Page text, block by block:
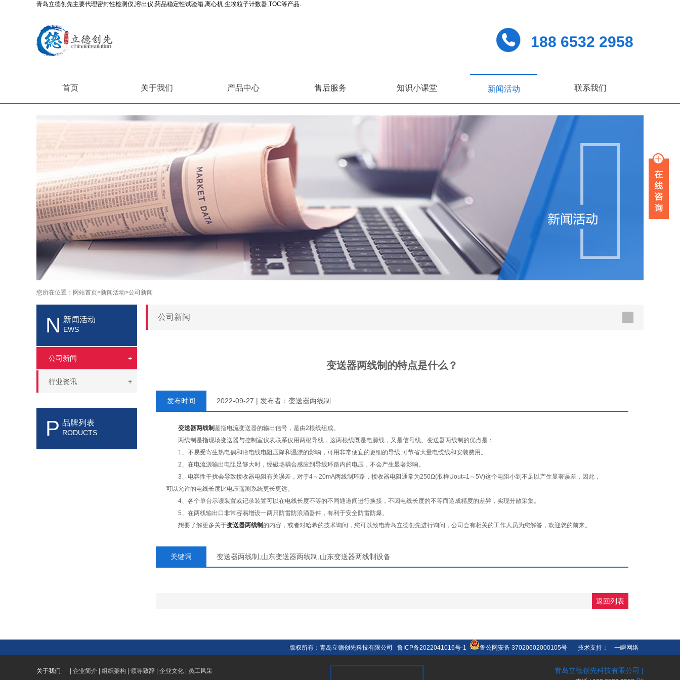
青岛立德创先主要代理密封性检测仪,溶出仪,药品稳定性试验箱,离心机,尘埃粒子计数器,TOC等产品.
188 6532 2958
首页 关于我们 产品中心 售后服务 知识小课堂 新闻活动 联系我们
您所在位置： 网站首页>新闻活动>公司新闻
N 新闻活动
EWS
公司新闻 +
行业资讯 +
P 品牌列表
RODUCTS
公司新闻
变送器两线制的特点是什么？
发布时间 2022-09-27 | 发布者：变送器两线制
变送器两线制是指电流变送器的输出信号，是由2根线组成。
两线制是指现场变送器与控制室仪表联系仅用两根导线，这两根线既是电源线，又是信号线。变送器两线制的优点是：
1、不易受寄生热电偶和沿电线电阻压降和温漂的影响，可用非常便宜的更细的导线;可节省大量电缆线和安装费用。
2、在电流源输出电阻足够大时，经磁场耦合感应到导线环路内的电压，不会产生显著影响。
3、电容性干扰会导致接收器电阻有关误差，对于4～20mA两线制环路，接收器电阻通常为250Ω(取样Uout=1～5V)这个电阻小到不足以产生显著误差，因此，
可以允许的电线长度比电压遥测系统更长更远。
4、各个单台示读装置或记录装置可以在电线长度不等的不同通道间进行换接，不因电线长度的不等而造成精度的差异，实现分散采集。
5、在两线输出口非常容易增设一两只防雷防浪涌器件，有利于安全防雷防爆。
想要了解更多关于变送器两线制的内容，或者对哈希的技术询问，您可以致电青岛立德创先进行询问，公司会有相关的工作人员为您解答，欢迎您的前来。
关键词 变送器两线制,山东变送器两线制,山东变送器两线制设备
返回列表
版权所有：青岛立德创先科技有限公司 鲁ICP备2022041016号-1 鲁公网安备 37020602000105号 技术支持： 一瞬网络
关于我们 企业简介 组织架构 领导致辞 企业文化
员工风采
青岛立德创先科技有限公司 |